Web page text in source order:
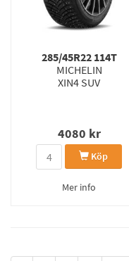
285/45R22 114T
MICHELIN
XIN4 SUV
4080 kr
Köp
Mer info